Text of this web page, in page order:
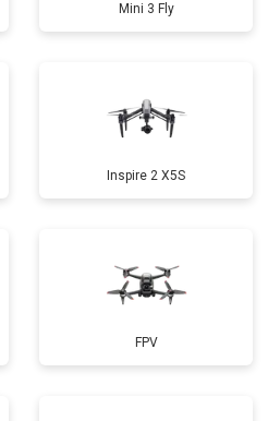
Mini 3 Fly
Inspire 2 X5S
FPV